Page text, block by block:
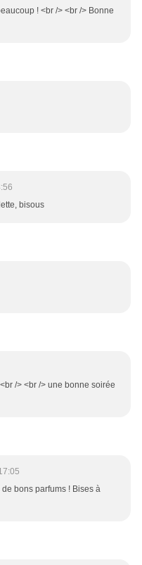
! <br /> <br /> Bonne
bisous
/> <br /> une bonne soirée
bons parfums ! Bises à